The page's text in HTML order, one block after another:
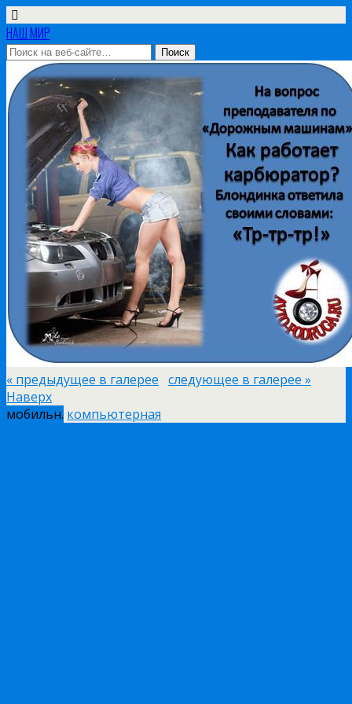
НАШ МИР
« предыдущее в галерее следующее в галерее »
Наверх
мобильн. компьютерная